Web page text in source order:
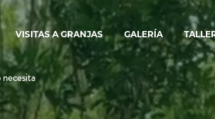
VISITAS A GRANJAS GALERÍA